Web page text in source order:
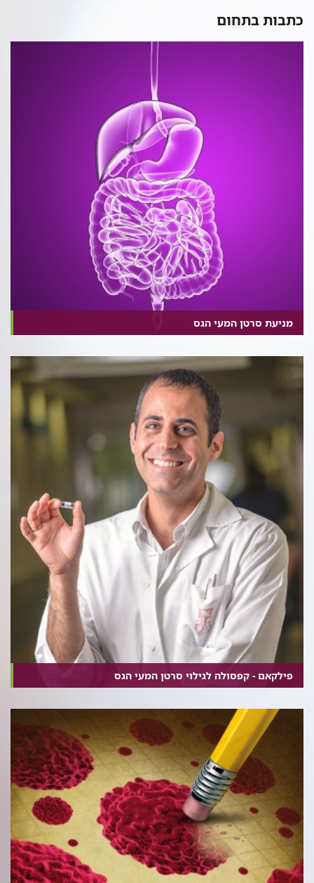
כתבות בתחום
מניעת סרטן המעי הגס
פילקאם - קפסולה לגילוי סרטן המעי הגס